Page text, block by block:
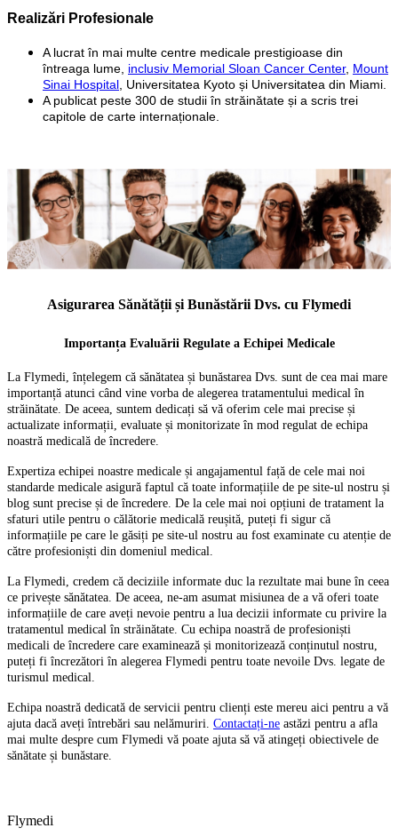
Realizări Profesionale
A lucrat în mai multe centre medicale prestigioase din
întreaga lume, inclusiv Memorial Sloan Cancer Center, Mount
Sinai Hospital , Universitatea Kyoto și Universitatea din Miami.
A publicat peste 300 de studii în străinătate și a scris trei
capitole de carte internaționale.
Asigurarea Sănătății și Bunăstării Dvs. cu Flymedi
Importanța Evaluării Regulate a Echipei Medicale
La Flymedi, înțelegem că sănătatea și bunăstarea Dvs. sunt de cea mai mare
importanță atunci când vine vorba de alegerea tratamentului medical în
străinătate. De aceea, suntem dedicați să vă oferim cele mai precise și
actualizate informații, evaluate și monitorizate în mod regulat de echipa
noastră medicală de încredere.
Expertiza echipei noastre medicale și angajamentul față de cele mai noi
standarde medicale asigură faptul că toate informațiile de pe site-ul nostru și
blog sunt precise și de încredere. De la cele mai noi opțiuni de tratament la
sfaturi utile pentru o călătorie medicală reușită, puteți fi sigur că
informațiile pe care le găsiți pe site-ul nostru au fost examinate cu atenție de
către profesioniști din domeniul medical.
La Flymedi, credem că deciziile informate duc la rezultate mai bune în ceea
ce privește sănătatea. De aceea, ne-am asumat misiunea de a vă oferi toate
informațiile de care aveți nevoie pentru a lua decizii informate cu privire la
tratamentul medical în străinătate. Cu echipa noastră de profesioniști
medicali de încredere care examinează și monitorizează conținutul nostru,
puteți fi încrezători în alegerea Flymedi pentru toate nevoile Dvs. legate de
turismul medical.
Echipa noastră dedicată de servicii pentru clienți este mereu aici pentru a vă
ajuta dacă aveți întrebări sau nelămuriri. Contactați-ne astăzi pentru a afla
mai multe despre cum Flymedi vă poate ajuta să vă atingeți obiectivele de
sănătate și bunăstare.
Flymedi